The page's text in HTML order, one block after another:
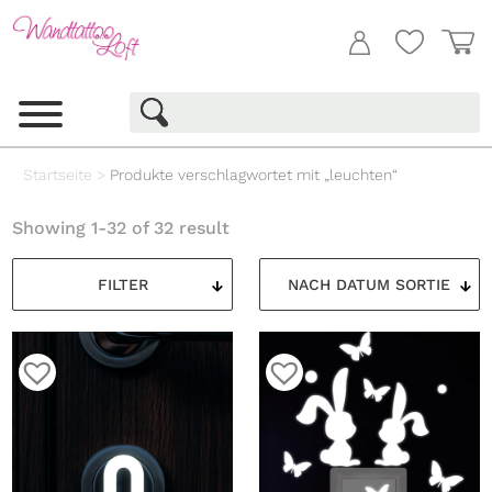
Startseite > Produkte verschlagwortet mit „leuchten“
FILTER
Showing 1-32 of 32 result